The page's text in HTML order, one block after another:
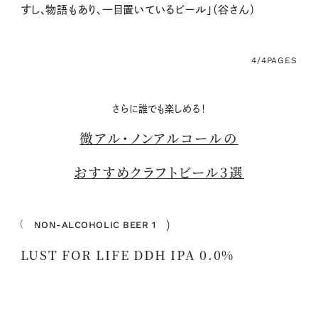
すし、物語もあり、一目置いているビール」（谷さん）
4/4PAGES
さらに誰でも楽しめる！
微アル・ノンアルコールの
おすすめクラフトビール3選
NON-ALCOHOLIC BEER 1
LUST FOR LIFE DDH IPA 0.0%